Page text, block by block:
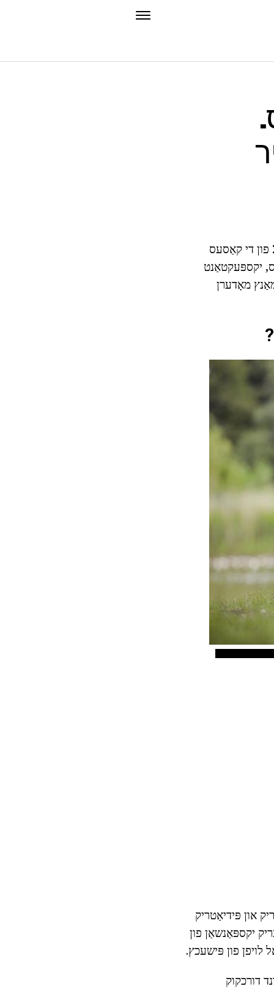
לויט צו סטאַטיסטיק, פּיעלעקטאַסיאַ פעטוס טוט נישט פּאַסירן זייער אָפֿט - וועגן 2% פון די קאַסעס
יקספּעקטאַנט
מאָדערן
און פּידיאַטריק
יקספּאַנשאַן פון
לויפן פון פּישעכץ.
דורכקוק